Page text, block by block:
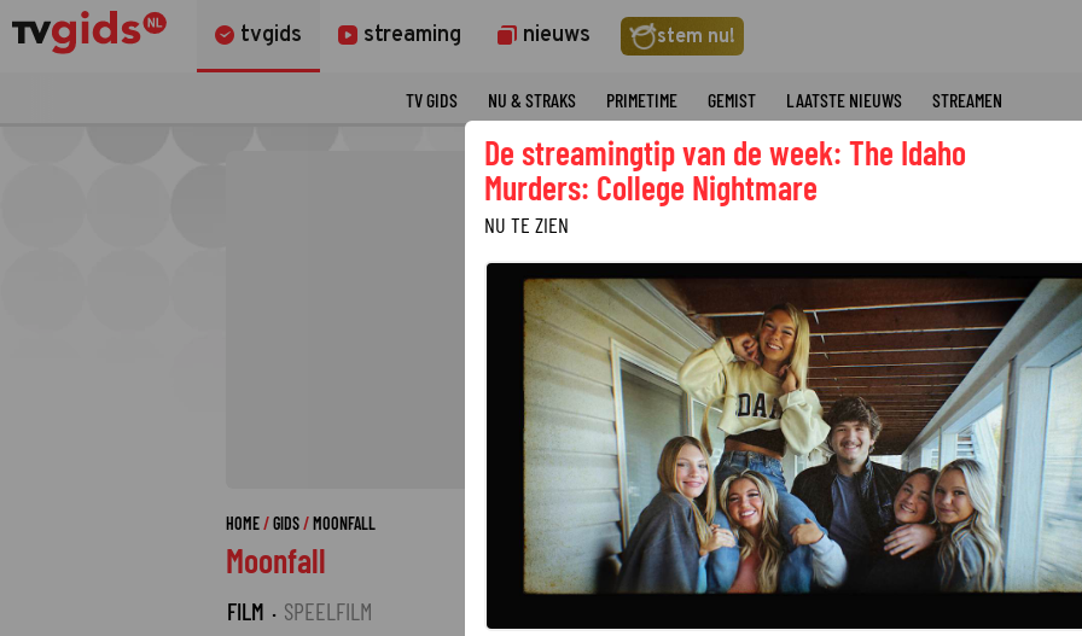
tvgids streaming nieuws stem nu!
TV GIDS NU & STRAKS PRIMETIME GEMIST LAATSTE NIEUWS STREAMEN
HOME GIDS MOONFALL
Moonfall
FILM · SPEELFILM
FILMS
De streamingtip van de week: The Idaho
Murders: College Nightmare
NU TE ZIEN